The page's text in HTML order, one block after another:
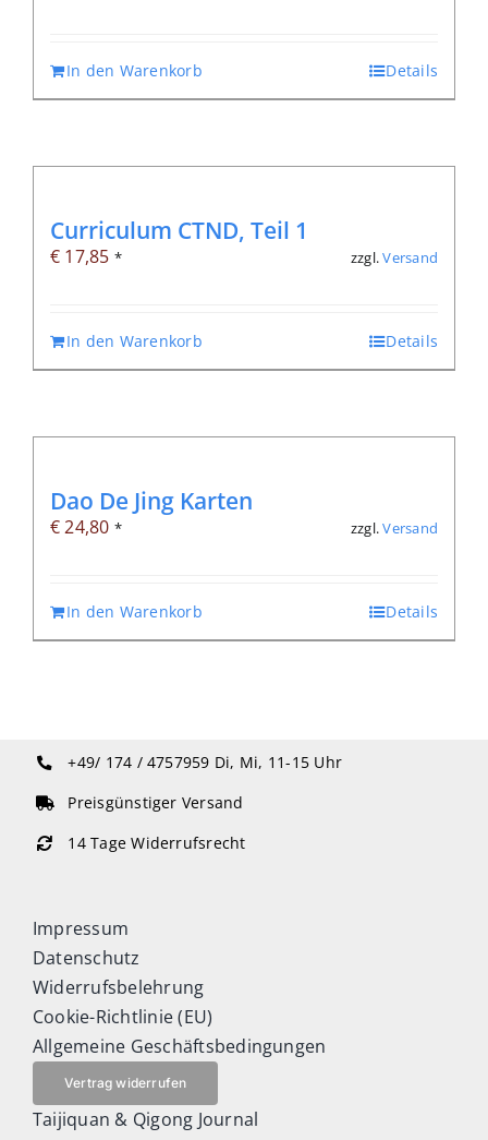
In den Warenkorb Details
Curriculum CTND, Teil 1
€ 17,85 * zzgl.Versand
In den Warenkorb Details
Dao De Jing Karten
€24,80 * zzgl.Versand
In den Warenkorb Details
+49/ 174 / 4757959 Di, Mi, 11-15 Uhr
Preisgünstiger Versand
14 Tage Widerrufsrecht
Impressum
Datenschutz
Widerrufsbelehrung
Cookie-Richtlinie (EU)
Allgemeine Geschäftsbedingungen
Vertrag widerrufen
Taijiquan & Qigong Journal